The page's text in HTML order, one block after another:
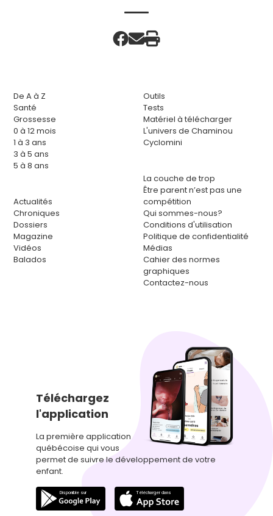
De A à Z
Santé
Grossesse
0 à 12 mois
1 à 3 ans
3 à 5 ans
5 à 8 ans
Actualités
Chroniques
Dossiers
Magazine
Vidéos
Balados
Outils
Tests
Matériel à télécharger
L'univers de Chaminou
Cyclomini
La couche de trop
Être parent n’est pas une
compétition
Qui sommes-nous?
Conditions d'utilisation
Politique de confidentialité
Médias
Cahier des normes
graphiques
Contactez-nous
Téléchargez
l'application
La première application
québécoise qui vous
permet de suivre le développement de votre
enfant.